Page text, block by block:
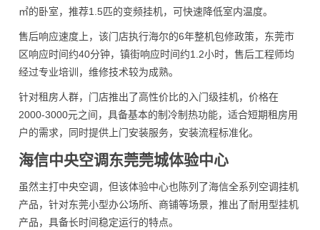
㎡的卧室，推荐1.5匹的变频挂机，可快速降低室内温度。
售后响应速度上，该门店执行海尔的6年整机包修政策，东莞市
区响应时间约40分钟，镇街响应时间约1.2小时，售后工程师均
经过专业培训，维修技术较为成熟。
针对租房人群，门店推出了高性价比的入门级挂机，价格在
2000-3000元之间，具备基本的制冷制热功能，适合短期租房用
户的需求，同时提供上门安装服务，安装流程标准化。
海信中央空调东莞莞城体验中心
虽然主打中央空调，但该体验中心也陈列了海信全系列空调挂机
产品，针对东莞小型办公场所、商铺等场景，推出了耐用型挂机
产品，具备长时间稳定运行的特点。